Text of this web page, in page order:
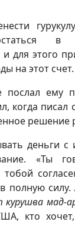
в
для этого
на этот счет.
ему
когда
решение
деньги
«Ты
полную силу.
мад-
кто